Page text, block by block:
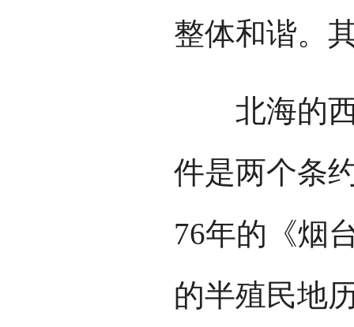
整体和谐。
北海的西
件是两个条
76年的《烟
的半殖民地